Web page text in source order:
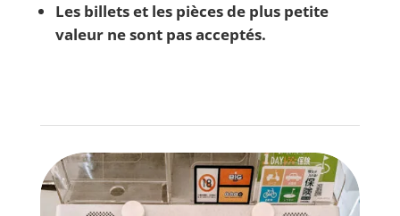
Les billets et les pièces de plus petite
valeur ne sont pas acceptés.